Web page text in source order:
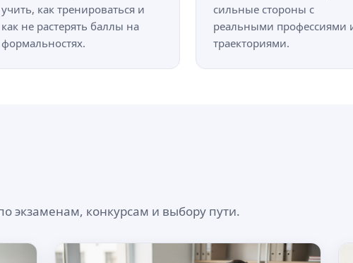
учить, как тренироваться и
как не растерять баллы на
формальностях.
сильные стороны с
реальными профессиями
траекториями.
экзаменам, конкурсам и выбору пути.